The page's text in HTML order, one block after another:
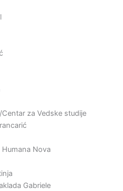
za Vedske studije
Nova
Gabriele